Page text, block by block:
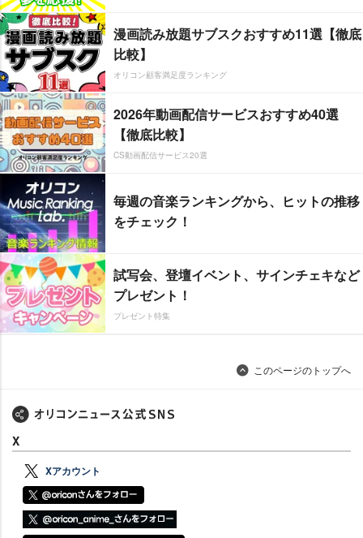
漫画読み放題サブスクおすすめ11選【徹底
比較】
オリコン顧客満足度ランキング
2026年動画配信サービスおすすめ40選
【徹底比較】
CS動画配信サービス20選
毎週の音楽ランキングから、ヒットの推移
をチェック！
試写会、登壇イベント、サインチェキなど
プレゼント！
プレゼント特集
このページのトップへ
X
Xアカウント